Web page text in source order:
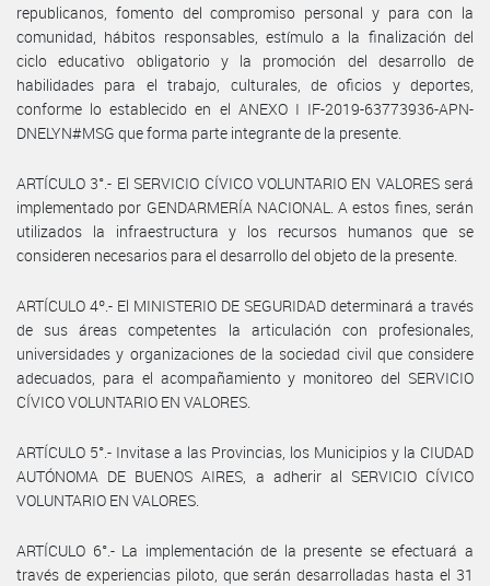
republicanos, fomento del compromiso personal y para con la
comunidad, hábitos responsables, estímulo a la finalización del
ciclo educativo obligatorio y la promoción del desarrollo de
habilidades para el trabajo, culturales, de oficios y deportes,
conforme lo establecido en el ANEXO I IF-2019-63773936-APN-
DNELYN#MSG que forma parte integrante de la presente.
ARTÍCULO 3°.- El SERVICIO CÍVICO VOLUNTARIO EN VALORES será
implementado por GENDARMERÍA NACIONAL. A estos fines, serán
utilizados la infraestructura y los recursos humanos que se
consideren necesarios para el desarrollo del objeto de la presente.
ARTÍCULO 4º.- El MINISTERIO DE SEGURIDAD determinará a través
de sus áreas competentes la articulación con profesionales,
universidades y organizaciones de la sociedad civil que considere
adecuados, para el acompañamiento y monitoreo del SERVICIO
CÍVICO VOLUNTARIO EN VALORES.
ARTÍCULO 5°.- Invitase a las Provincias, los Municipios y la CIUDAD
AUTÓNOMA DE BUENOS AIRES, a adherir al SERVICIO CÍVICO
VOLUNTARIO EN VALORES.
ARTÍCULO 6°.- La implementación de la presente se efectuará a
través de experiencias piloto, que serán desarrolladas hasta el 31